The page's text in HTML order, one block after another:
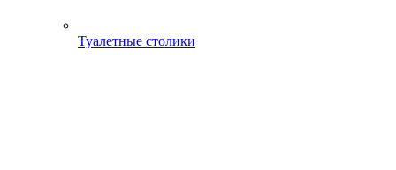
Туалетные столики